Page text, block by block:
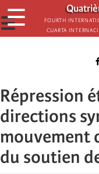
Passar
para
o
Fourth
Cuarta
☰
☰
Répression
directions
mouvement
du soutien